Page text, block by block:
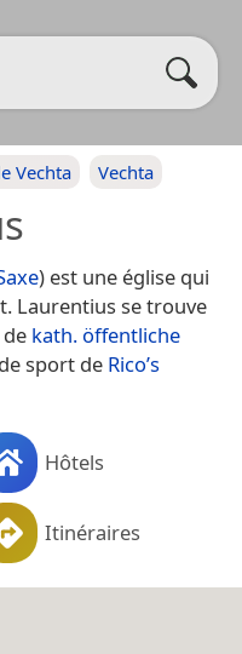
Vechta Vechta
) est une église qui
Laurentius se trouve
kath. öffentliche
sport de Rico’s
Hôtels
Itinéraires